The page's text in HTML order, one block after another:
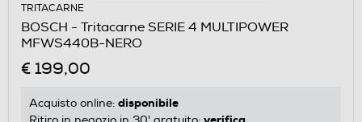
TRITACARNE
BOSCH - Tritacarne SERIE 4 MULTIPOWER
MFWS440B-NERO
€ 199,00
Acquisto online: disponibile